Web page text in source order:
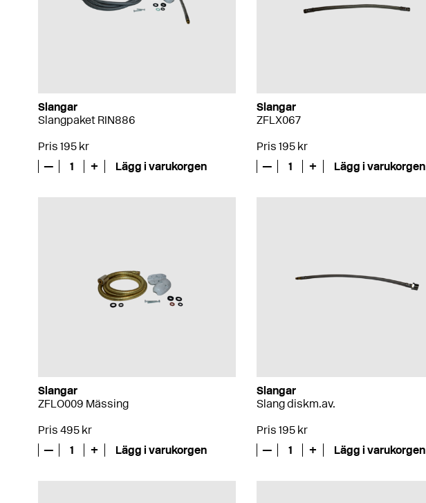
Slangar
Slangpaket RIN886
Pris 195 kr
—
1 + Lägg i varukorgen
Slangar
ZFLX067
Pris 195 kr
—
1 + Lägg i varukorgen
Slangar
ZFLO009 Mässing
Pris 495 kr
—
1 + Lägg i varukorgen
Slangar
Slang diskm.av.
Pris 195 kr
—
1 + Lägg i varukorgen